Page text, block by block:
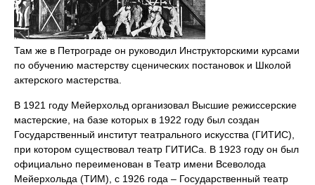
Там же в Петрограде он руководил Инструкторскими курсами
по обучению мастерству сценических постановок и Школой
актерского мастерства.
В 1921 году Мейерхольд организовал Высшие режиссерские
мастерские, на базе которых в 1922 году был создан
Государственный институт театрального искусства (ГИТИС),
при котором существовал театр ГИТИСа. В 1923 году он был
официально переименован в Театр имени Всеволода
Мейерхольда (ТИМ), с 1926 года – Государственный театр